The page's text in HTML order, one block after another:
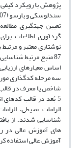
پژوهش با رویکرد
تعیین جهت­گیری
گردآوری اطلاعات
نوشتاری معتبر و
اساس معیارهای
5 بُعد در قالب کدهای
الزامات محیطی،
شناسایی شدند. از
های آموزش عالی در
آموزش عالی استفاده